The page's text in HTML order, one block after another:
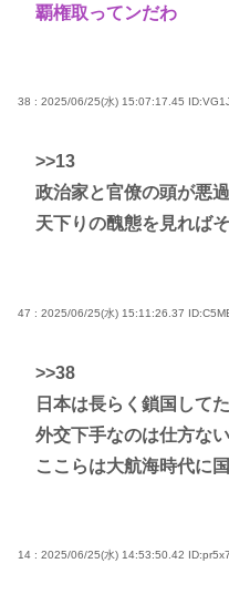
覇権取ってンだわ
38 : 2025/06/25(水) 15:07:17.45
>>13
政治家と官僚の頭が悪
天下りの醜態を見れば
47 : 2025/06/25(水) 15:11:26.37
>>38
日本は長らく鎖国して
外交下手なのは仕方ない
ここらは大航海時代に
14 : 2025/06/25(水) 14:53:50.42